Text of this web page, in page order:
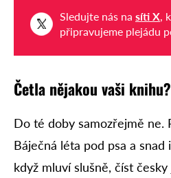
Sledujte nás na síti X,
připravujeme plejádu
Četla nějakou vaši knihu?
Do té doby samozřejmě ne.
Báječná léta pod psa a snad
když mluví slušně, číst